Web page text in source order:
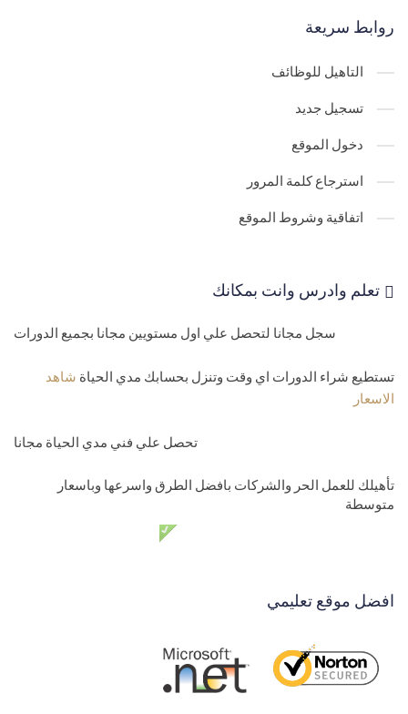
روابط سريعة
التاهيل للوظائف
تسجيل جديد
دخول الموقع
استرجاع كلمة المرور
اتفاقية وشروط الموقع
تعلم وادرس وانت بمكانك
سجل مجانا لتحصل علي اول مستويين مجانا بجميع الدورات
تستطيع شراء الدورات اي وقت وتنزل بحسابك مدي الحياة شاهد
الاسعار
تحصل علي فني مدي الحياة مجانا
تأهيلك للعمل الحر والشركات بافضل الطرق واسرعها وباسعار
متوسطة
افضل موقع تعليمي